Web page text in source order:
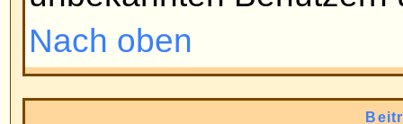
ändern. Damit soll verhindert